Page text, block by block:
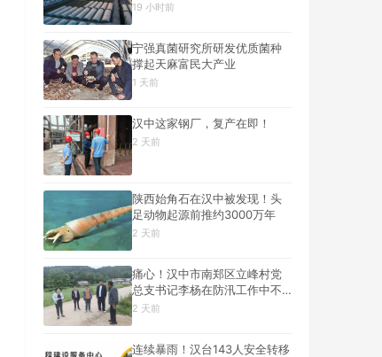
19 小时前
宁强真菌研究所研发优质菌种
撑起天麻富民大产业
1 天前
汉中这家钢厂，复产在即！
2 天前
陕西始角石在汉中被发现！头
足动物起源前推约3000万年
2 天前
痛心！汉中市南郑区立峰村党
总支书记李杨在防汛工作中不
幸遇难
2 天前
连续暴雨！汉台143人安全转移